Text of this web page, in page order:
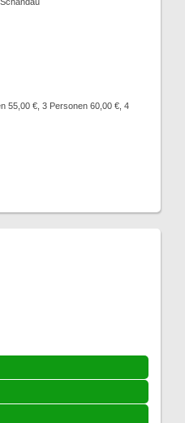
55,00 €, 3 Personen 60,00 €, 4